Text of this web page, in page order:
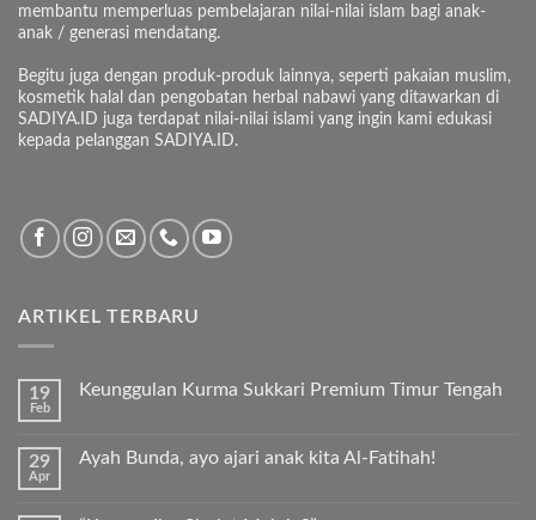
membantu memperluas pembelajaran nilai-nilai islam bagi anak-
anak / generasi mendatang.
Begitu juga dengan produk-produk lainnya, seperti pakaian muslim,
kosmetik halal dan pengobatan herbal nabawi yang ditawarkan di
SADIYA.ID juga terdapat nilai-nilai islami yang ingin kami edukasi
kepada pelanggan SADIYA.ID.
ARTIKEL TERBARU
19
Feb
Keunggulan Kurma Sukkari Premium Timur Tengah
pada
29
Apr
Ayah Bunda, ayo ajari anak kita Al-Fatihah!
komentar